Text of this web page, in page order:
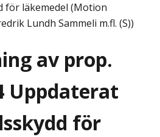
för läkemedel (Motion
Lundh Sammeli m.fl. (S))
av prop.
Uppdaterat
för